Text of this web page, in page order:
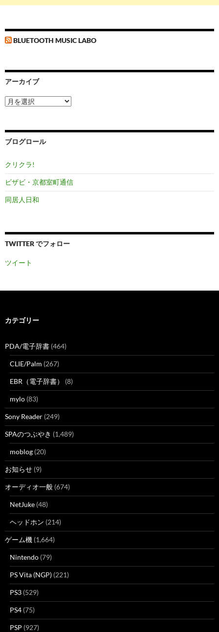
BLUETOOTH MUSIC LABO
アーカイブ
ア
ー
ブ
ブログロール
クリクラ!
ビザビ・京都室町通信
同居人日和
TWITTER でフォロー
ツイート
カテゴリー
PDA/電子辞書 (464)
CLIE/Palm (267)
EBR（電子辞書） (8)
mylo (83)
Sony Reader (249)
SPAのつぶやき (1,489)
moblog (20)
お知らせ (9)
オーディオ一般 (674)
NetJuke (48)
ヘッドホン (214)
ゲーム機 (1,664)
Nintendo (79)
PS Vita (NGP) (221)
PS3 (529)
PS4 (75)
PSP (927)